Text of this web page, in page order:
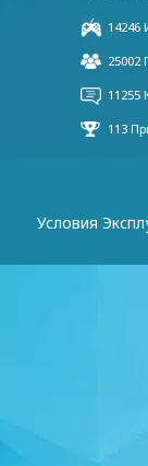
Условия